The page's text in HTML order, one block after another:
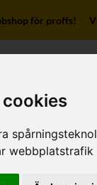
för proffs!
Mitt